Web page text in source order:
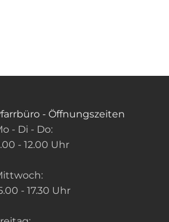
- Öffnungszeiten
- Di - Do:
- 12.00 Uhr
- 17.30 Uhr